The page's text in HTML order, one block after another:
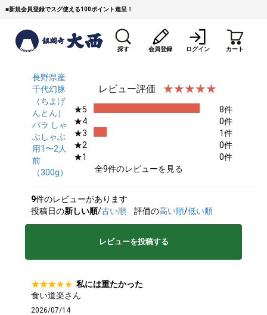
■新規会員登録でスグ使える100ポイント進呈！
探す
ステーキ
タレ類 村沢牛 京丹波平井牛
サステナブル・和牛
（熟）
会員登録 ログイン カート
長野県産
千代幻豚
（ちよげ
んとん）
バラ しゃ
ぶしゃぶ
用1〜2人
前
（300g）
レビュー評価
★5
8件
★4
0件
★3
1件
★2
0件
★1
0件
全9件のレビューを見る
9件のレビューがあります
投稿日の新しい順/古い順 評価の高い順/低い順
レビューを投稿する
私には重たかった
食い道楽さん
2026/07/14